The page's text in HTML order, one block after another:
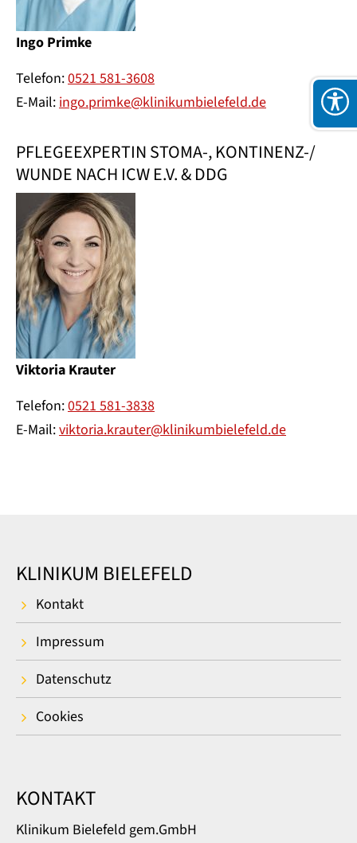
Ingo Primke
Telefon:0521 581-3608
E-Mail:ingo.primke@klinikumbielefeld.de
PFLEGEEXPERTIN STOMA-, KONTINENZ-/
WUNDE NACH ICW E.V. & DDG
Viktoria Krauter
Telefon:0521 581-3838
E-Mail:viktoria.krauter@klinikumbielefeld.de
KLINIKUM BIELEFELD
Kontakt
Impressum
Datenschutz
Cookies
KONTAKT
Klinikum Bielefeld gem.GmbH